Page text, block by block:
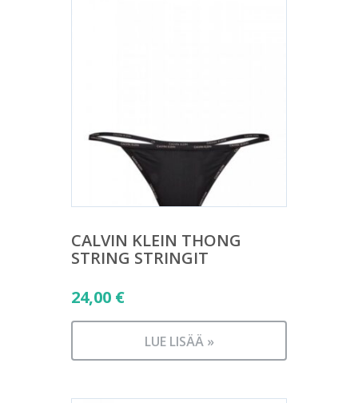
CALVIN KLEIN THONG
STRING STRINGIT
24,00 €
LUE LISÄÄ »